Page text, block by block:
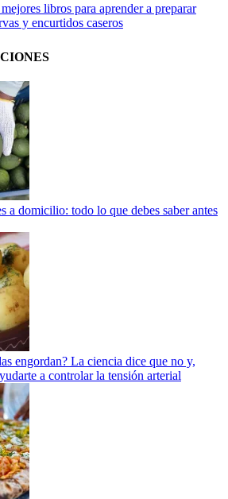
libros para aprender a preparar
y encurtidos caseros
a domicilio: todo lo que debes saber antes
engordan? La ciencia dice que no y,
a controlar la tensión arterial